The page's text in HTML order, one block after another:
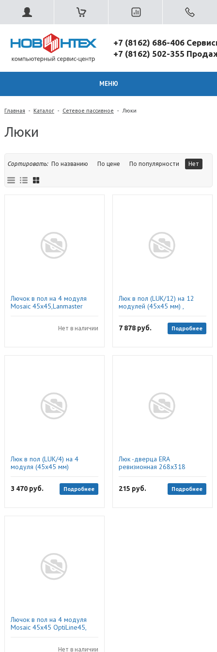
+7 (8162) 686-406
+7 (8162) 502-355
МЕНЮ
Главная - Каталог - Сетевое пассивное - Люки
Люки
Сортировать: По названию По цене По популярности Нет
Лючок в пол на 4 модуля
Mosaic 45x45,Lanmaster
Нет в наличии
Люк в пол (LUK/12) на 12
модулей (45х45 мм) ,
7 878 руб. Подробнее
Люк в пол (LUK/4) на 4
модуля (45х45 мм)
3 470 руб. Подробнее
Люк -дверца ERA
ревизионная 268х318
215 руб. Подробнее
Лючок в пол на 4 модуля
Mosaic 45x45 OptiLine45,
Нет в наличии